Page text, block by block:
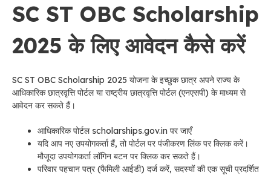
SC ST OBC Scholarship
2025 के लिए आवेदन कैसे करें
SC ST OBC Scholarship 2025 योजना के इच्छुक छात्र अपने राज्य के
आधिकारिक छात्रवृत्ति पोर्टल या राष्ट्रीय छात्रवृत्ति पोर्टल (एनएसपी) के माध्यम से
आवेदन कर सकते हैं।
आधिकारिक पोर्टल scholarships.gov.in पर जाएँ
यदि आप नए उपयोगकर्ता हैं, तो पोर्टल पर पंजीकरण लिंक पर क्लिक करें।
मौजूदा उपयोगकर्ता लॉगिन बटन पर क्लिक कर सकते हैं।
परिवार पहचान पत्र (फैमिली आईडी) दर्ज करें, सदस्यों की एक सूची प्रदर्शित